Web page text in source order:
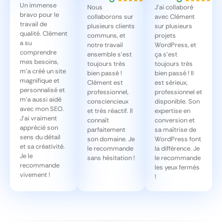
Un immense
bravo pour le
travail de
qualité. Clément
a su
comprendre
mes besoins,
m’a créé un site
magnifique et
personnalisé et
m’a aussi aidé
avec mon SEO.
J’ai vraiment
apprécié son
sens du détail
et sa créativité.
Je le
recommande
vivement !
Nous
collaborons sur
plusieurs clients
communs, et
notre travail
ensemble s’est
toujours très
bien passé !
Clément est
professionnel,
consciencieux
et très réactif. Il
connaît
parfaitement
son domaine. Je
le recommande
sans hésitation !
J’ai collaboré
avec Clément
sur plusieurs
projets
WordPress, et
ça s’est
toujours très
bien passé ! Il
est sérieux,
professionnel et
disponible. Son
expertise en
conversion et
sa maîtrise de
WordPress font
la différence. Je
le recommande
les yeux fermés
!